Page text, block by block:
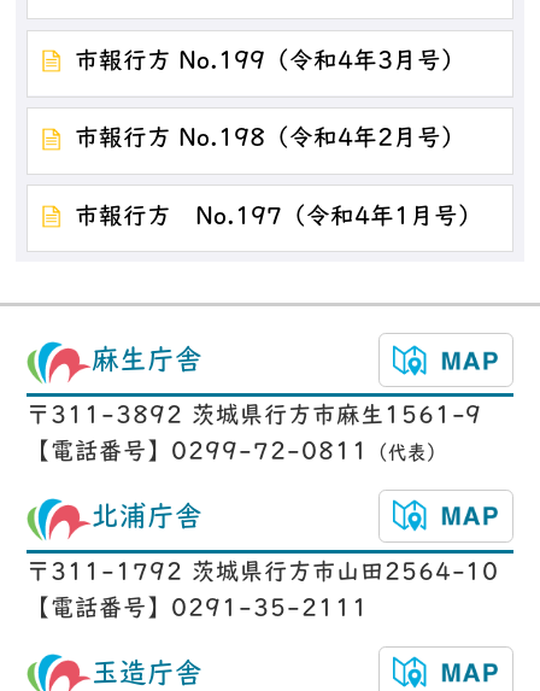
市報行方 No.199（令和4年3月号）
市報行方 No.198（令和4年2月号）
市報行方 No.197（令和4年1月号）
麻生庁舎
〒311-3892 茨城県行方市麻生1561-9
【電話番号】0299-72-0811
（代表）
北浦庁舎
〒311-1792 茨城県行方市山田2564-10
【電話番号】0291-35-2111
玉造庁舎